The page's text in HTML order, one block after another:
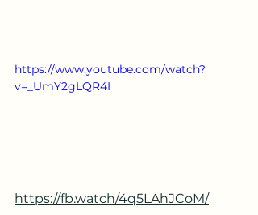
https://www.youtube.com/watch?
v=_UmY2gLQR4I
https://fb.watch/4q5LAhJCoM/